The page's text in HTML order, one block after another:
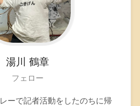
湯川 鶴章
フェロー
ーで記者活動をしたのちに帰